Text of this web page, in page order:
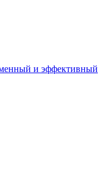
и эффективный